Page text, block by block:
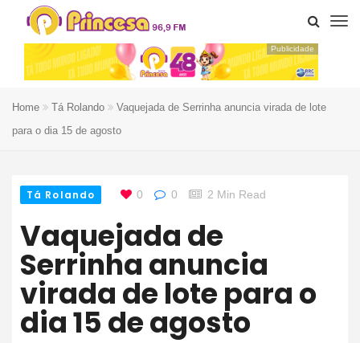
Publicidade
Home Tá Rolando
Vaquejada de Serrinha anuncia virada de lote
para o dia 15 de agosto
Tá Rolando 0 0 2 Min Read
Vaquejada de
Serrinha anuncia
virada de lote para o
dia 15 de agosto